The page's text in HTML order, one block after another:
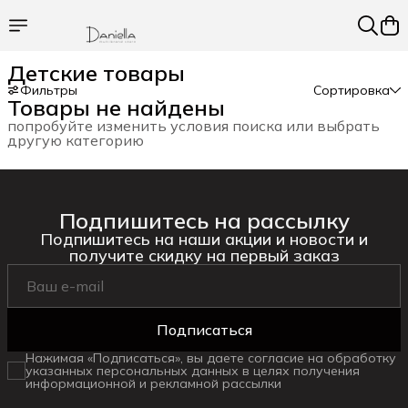
Детские товары
Фильтры Сортировка
Товары не найдены
попробуйте изменить условия поиска или выбрать
другую категорию
Подпишитесь на рассылку
Подпишитесь на наши акции и новости и
получите скидку на первый заказ
Подписаться
Нажимая «Подписаться», вы даете согласие на обработку
указанных персональных данных в целях получения
информационной и рекламной рассылки